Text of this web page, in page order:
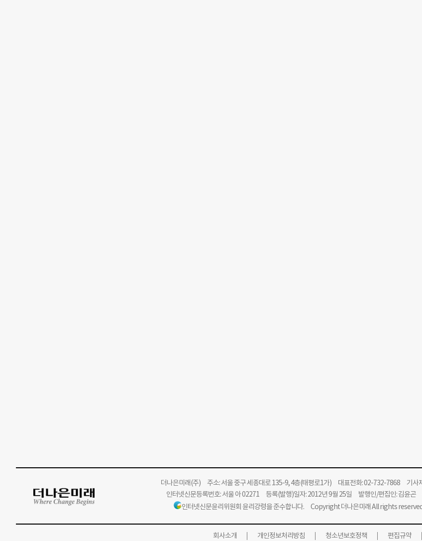
더나은미래(주)주소: 서울 중구 세종대로 135-9, 4층(태평로1가) 대표전화: 02-732-7868 기사
인터넷신문등록번호: 서울 아 02271 등록(발행)일자: 2012년 9월 25일 발행인/편집인: 김윤곤
인터넷신문윤리위원회 윤리강령을 준수합니다. Copyright 더나은미래 All rights
회사소개 개인정보처리방침 청소년보호정책 편집규약